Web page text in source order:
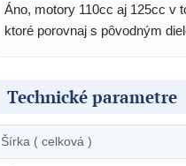
Áno, motory 110cc aj 125cc v
ktoré porovnaj s pôvodným
Technické parametre
Šírka ( celková )